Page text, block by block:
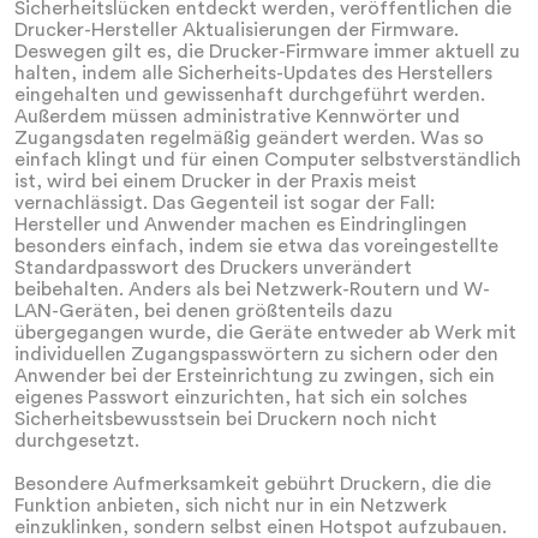
Sicherheitslücken entdeckt werden, veröffentlichen die
Drucker-Hersteller Aktualisierungen der Firmware.
Deswegen gilt es, die Drucker-Firmware immer aktuell zu
halten, indem alle Sicherheits-Updates des Herstellers
eingehalten und gewissenhaft durchgeführt werden.
Außerdem müssen administrative Kennwörter und
Zugangsdaten regelmäßig geändert werden. Was so
einfach klingt und für einen Computer selbstverständlich
ist, wird bei einem Drucker in der Praxis meist
vernachlässigt. Das Gegenteil ist sogar der Fall:
Hersteller und Anwender machen es Eindringlingen
besonders einfach, indem sie etwa das voreingestellte
Standardpasswort des Druckers unverändert
beibehalten. Anders als bei Netzwerk-Routern und W-
LAN-Geräten, bei denen größtenteils dazu
übergegangen wurde, die Geräte entweder ab Werk mit
individuellen Zugangspasswörtern zu sichern oder den
Anwender bei der Ersteinrichtung zu zwingen, sich ein
eigenes Passwort einzurichten, hat sich ein solches
Sicherheitsbewusstsein bei Druckern noch nicht
durchgesetzt.
Besondere Aufmerksamkeit gebührt Druckern, die die
Funktion anbieten, sich nicht nur in ein Netzwerk
einzuklinken, sondern selbst einen Hotspot aufzubauen.